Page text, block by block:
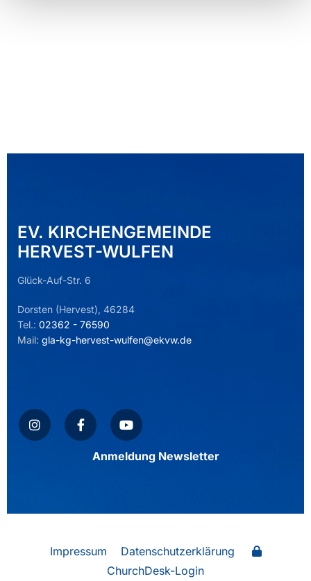
EV. KIRCHENGEMEINDE
HERVEST-WULFEN
Glück-Auf-Str. 6
Dorsten (Hervest), 46284
Tel.: 02362 - 76590
Mail: gla-kg-hervest-wulfen@ekvw.de
Anmeldung Newsletter
Impressum
Datenschutzerklärung
ChurchDesk-Login